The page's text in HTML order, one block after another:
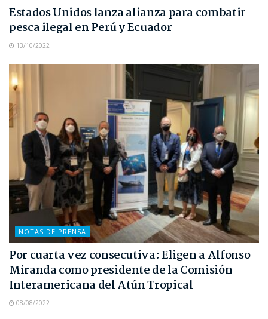
Estados Unidos lanza alianza para combatir
pesca ilegal en Perú y Ecuador
13/10/2022
NOTAS DE PRENSA
Por cuarta vez consecutiva: Eligen a Alfonso
Miranda como presidente de la Comisión
Interamericana del Atún Tropical
08/08/2022